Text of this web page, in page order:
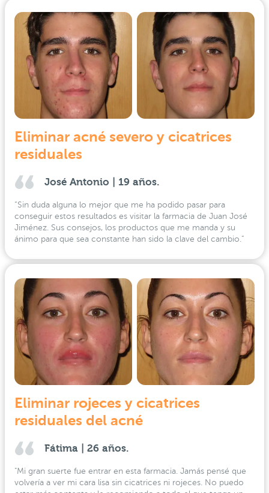
Eliminar acné severo y cicatrices
residuales
José Antonio | 19 años.
“Sin duda alguna lo mejor que me ha podido pasar para
conseguir estos resultados es visitar la farmacia de Juan José
Jiménez. Sus consejos, los productos que me manda y su
ánimo para que sea constante han sido la clave del cambio.”
Eliminar rojeces y cicatrices
residuales del acné
Fátima | 26 años.
"Mi gran suerte fue entrar en esta farmacia. Jamás pensé que
volvería a ver mi cara lisa sin cicatrices ni rojeces. No puedo